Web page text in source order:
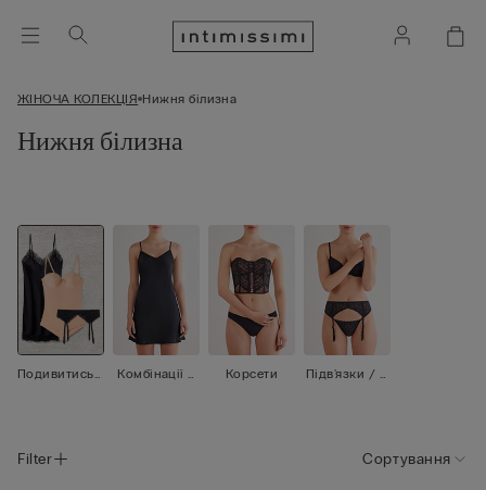
ЖІНОЧА КОЛЕКЦІЯ Нижня білизна
Нижня білизна
Подивитись
Комбінації /
Корсети
Підв'язки / П
Filter Сортування